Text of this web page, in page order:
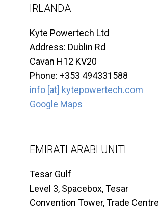
IRLANDA
Kyte Powertech Ltd
Address: Dublin Rd
Cavan H12 KV20
Phone: +353 494331588
info [at] kytepowertech.com
Google Maps
EMIRATI ARABI UNITI
Tesar Gulf
Level 3, Spacebox, Tesar
Convention Tower, Trade Centre